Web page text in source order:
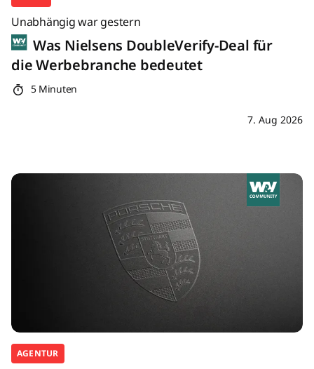
Unabhängig war gestern
Was Nielsens DoubleVerify-Deal für
die Werbebranche bedeutet
5 Minuten
7. Aug 2026
AGENTUR